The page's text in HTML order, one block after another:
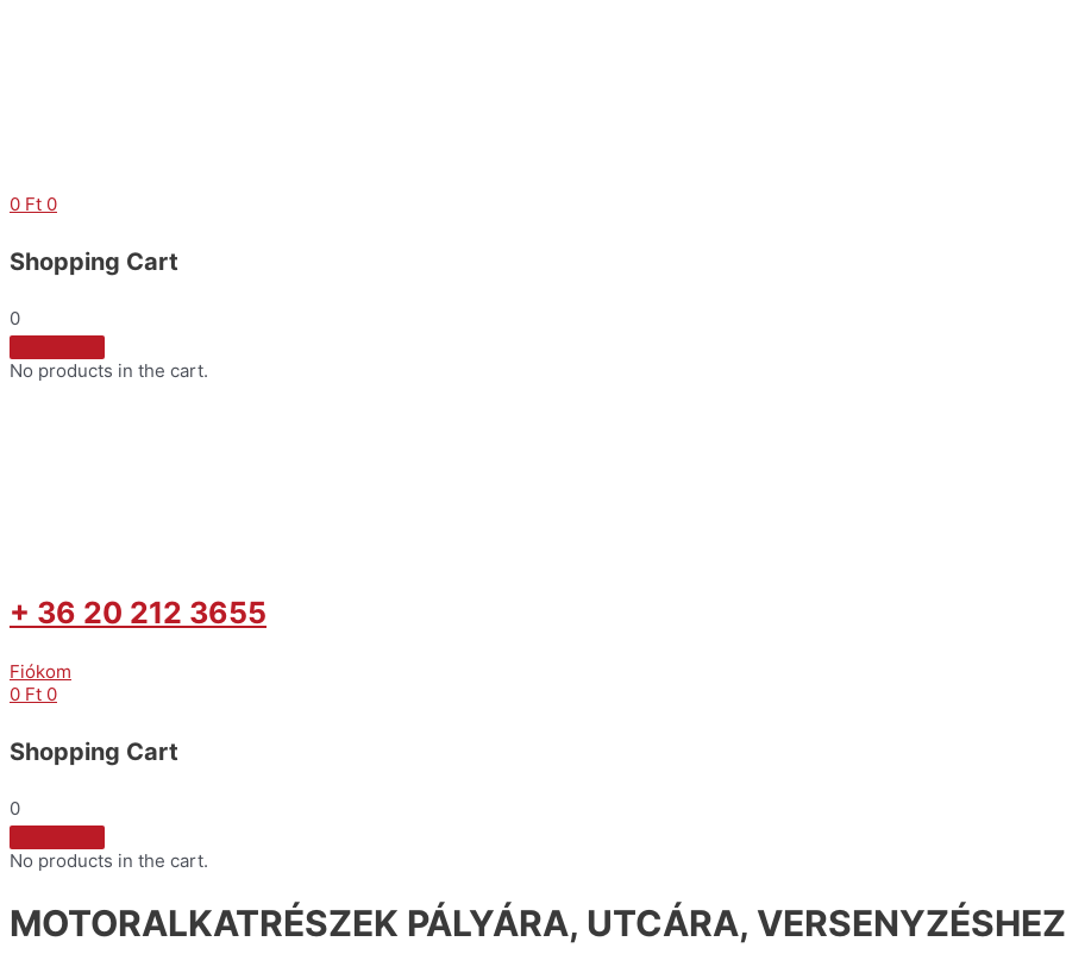
0 Ft 0
Shopping Cart
0
No products in the cart.
+ 36 20 212 3655
Fiókom
0 Ft 0
Shopping Cart
0
No products in the cart.
MOTORALKATRÉSZEK PÁLYÁRA, UTCÁRA, VERSENYZÉSHEZ